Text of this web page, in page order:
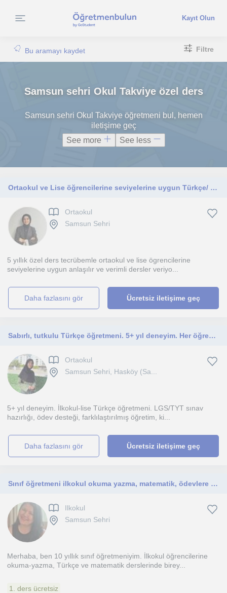
Kayıt Olun
Bu aramayı kaydet Filtre
Samsun sehri Okul Takviye özel ders
Samsun sehri Okul Takviye öğretmeni bul, hemen
iletişime geç
See more
See less
Ortaokul ve Lise öğrencilerine seviyelerine uygun Türkçe/ Türk Dili ve Edebiyatı dersleri vermekteyim.
Ortaokul
Samsun Sehri
5 yıllık özel ders tecrübemle ortaokul ve lise ögrencilerine
seviyelerine uygun anlaşılır ve verimli dersler veriyo...
daha fazlasını gör Ücretsiz iletişime geç
Sabırlı, tutkulu Türkçe öğretmeni. 5+ yıl deneyim. Her öğrenci için kişiselleştirilmiş, etkileşimli öğrenme ortamı yaratırım.
Ortaokul
Samsun Sehri, Hasköy (Sa...
5+ yıl deneyim. İlkokul-lise Türkçe öğretmeni. LGS/TYT sınav
hazırlığı, ödev desteği, farklılaştırılmış öğretim, ki...
daha fazlasını gör Ücretsiz iletişime geç
Sınıf öğretmeni ilkokul okuma yazma, matematik, ödevlere yardımcı olma
Ilkokul
Samsun Sehri
Merhaba, ben 10 yıllık sınıf öğretmeniyim. İlkokul öğrencilerine
okuma-yazma, Türkçe ve matematik derslerinde birey...
1. ders ücretsiz